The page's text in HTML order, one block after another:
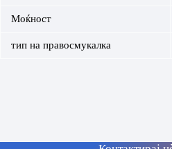
Моќност
тип на правосмукалка